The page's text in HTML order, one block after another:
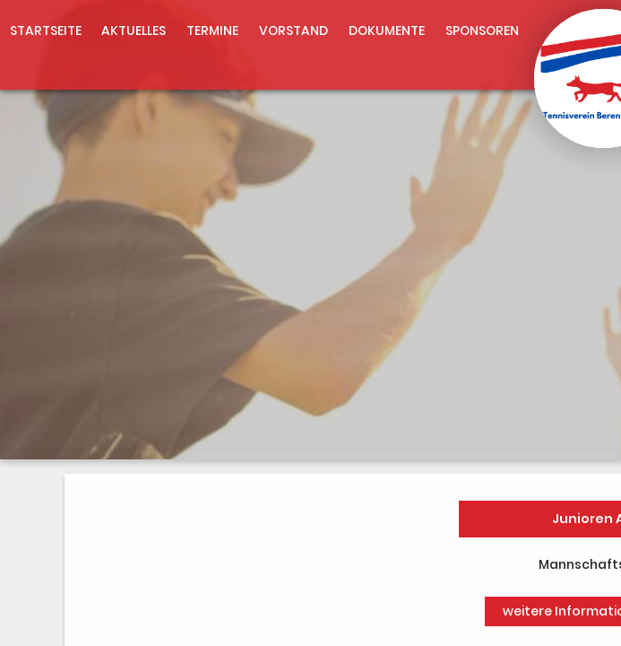
STARTSEITE AKTUELLES TERMINE VORSTAND DOKUMENTE SPONSOREN
Junioren
weitere